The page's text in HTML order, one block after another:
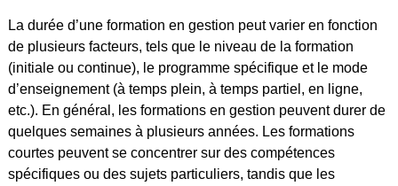
La durée d’une formation en gestion peut varier en fonction
de plusieurs facteurs, tels que le niveau de la formation
(initiale ou continue), le programme spécifique et le mode
d’enseignement (à temps plein, à temps partiel, en ligne,
etc.). En général, les formations en gestion peuvent durer de
quelques semaines à plusieurs années. Les formations
courtes peuvent se concentrer sur des compétences
spécifiques ou des sujets particuliers, tandis que les